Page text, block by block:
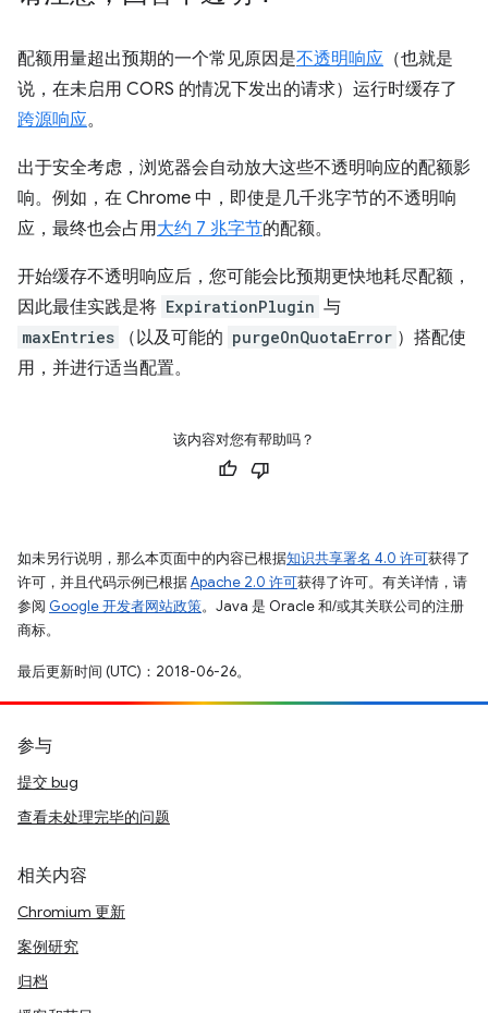
配额用量超出预期的一个常见原因是不透明响应 （也就是
说，在未启用 CORS 的情况下发出的请求）运行时缓存了
跨源响应。
出于安全考虑，浏览器会自动放大这些不透明响应的配额影
响。例如，在 Chrome 中，即使是几千兆字节的不透明响
应，最终也会占用大约 7 兆字节的配额。
开始缓存不透明响应后，您可能会比预期更快地耗尽配额，
因此最佳实践是将 ExpirationPlugin 与
maxEntries （以及可能的 purgeOnQuotaError ）搭配使
用，并进行适当配置。
该内容对您有帮助吗？
如未另行说明，那么本页面中的内容已根据知识共享署名 4.0 许可获得了
许可，并且代码示例已根据Apache 2.0 许可获得了许可。有关详情，请
参阅 Google 开发者网站政策。Java 是 Oracle 和/或其关联公司的注册
商标。
最后更新时间 (UTC)：2018-06-26。
参与
提交 bug
查看未处理完毕的问题
相关内容
Chromium 更新
案例研究
归档